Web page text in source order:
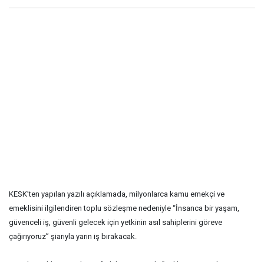
KESK’ten yapılan yazılı açıklamada, milyonlarca kamu emekçi ve
emeklisini ilgilendiren toplu sözleşme nedeniyle “İnsanca bir yaşam,
güvenceli iş, güvenli gelecek için yetkinin asıl sahiplerini göreve
çağırıyoruz” şiarıyla yarın iş bırakacak.